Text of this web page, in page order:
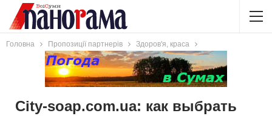
Головна Пропозиції партнерів Здоров'я, краса
City-soap.com.ua: как выбрать